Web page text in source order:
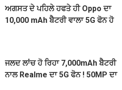
ਅਗਸਤ ਦੇ ਪਹਿਲੇ ਹਫਤੇ ਹੀ Oppo ਦਾ
10,000 mAh ਬੈਟਰੀ ਵਾਲਾ 5G ਫੋਨ ਹੋ
ਜਲਦ ਲਾਂਚ ਹੋ ਰਿਹਾ 7,000mAh ਬੈਟਰੀ
ਨਾਲ Realme ਦਾ 5G ਫੋਨ ! 50MP ਦਾ